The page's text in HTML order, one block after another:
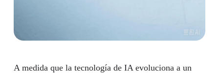
A medida que la tecnología de IA evoluciona a un